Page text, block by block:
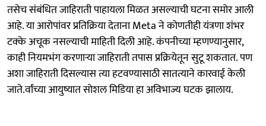
तसेच संबंधित जाहिराती पाहायला मिळत असल्याची घटना समोर आली
आहे. या आरोपांवर प्रतिक्रिया देताना Meta ने कोणतीही यंत्रणा शंभर
टक्के अचूक नसल्याची माहिती दिली आहे. कंपनीच्या म्हणण्यानुसार,
काही नियमभंग करणाऱ्या जाहिराती तपास प्रक्रियेतून सुटू शकतात. पण
अशा जाहिराती दिसल्यास त्या हटवण्यासाठी सातत्याने कारवाई केली
जाते.र्वांच्या आयुष्यात सोशल मिडिया हा अविभाज्य घटक झालाय.